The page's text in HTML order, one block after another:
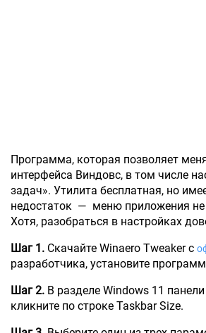
Программа, которая позволяет
интерфейса Виндовс, в том числе
задач». Утилита бесплатная, но
недостаток — меню приложения не
Хотя, разобраться в настройках
Шаг 1. Скачайте Winaero Tweaker с
разработчика, установите
Шаг 2. В разделе Windows 11
кликните по строке Taskbar Size.